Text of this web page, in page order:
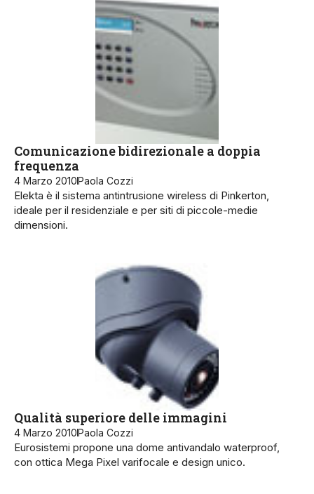
Comunicazione bidirezionale a doppia
frequenza
4 Marzo 2010Paola Cozzi
Elekta è il sistema antintrusione wireless di Pinkerton,
ideale per il residenziale e per siti di piccole-medie
dimensioni.
Qualità superiore delle immagini
4 Marzo 2010Paola Cozzi
Eurosistemi propone una dome antivandalo waterproof,
con ottica Mega Pixel varifocale e design unico.